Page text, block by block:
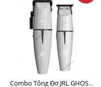
Combo Tông Đơ JRL GHOST 1 Limited Edition Chính Hãng USA